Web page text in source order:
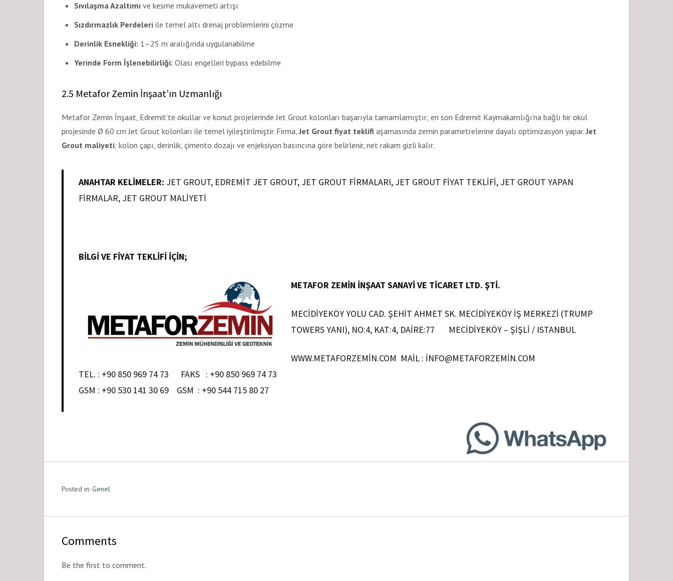
Sıvılaşma Azaltımı ve kesme mukavemeti artışı
Sızdırmazlık Perdeleri ile temel altı drenaj problemlerini çözme
Derinlik Esnekliği: 1–25 m aralığında uygulanabilme
Yerinde Form İşlenebilirliği: Olası engelleri bypass edebilme
2.5 Metafor Zemin İnşaat’ın Uzmanlığı
Metafor Zemin İnşaat, Edremit’te okullar ve konut projelerinde Jet Grout kolonları başarıyla tamamlamıştır; en son Edremit Kaymakamlığı’na bağlı bir okul
projesinde Ø 60 cm Jet Grout kolonları ile temel iyileştirilmiştir. Firma,Jet Grout fiyat teklifi aşamasında zemin parametrelerine dayalı optimizasyon yapar.Jet
Grout maliyeti; kolon çapı, derinlik, çimento dozajı ve enjeksiyon basıncına göre belirlenir, net rakam gizli kalır.
ANAHTAR KELIMELER: JET GROUT, EDREMIT JET GROUT, JET GROUT FIRMALARI, JET GROUT FIYAT TEKLIFI, JET GROUT YAPAN
FIRMALAR, JET GROUT MALIYETI
BILGI VE FIYAT TEKLIFI İÇIN;
METAFOR ZEMIN İNŞAAT SANAYI VE TICARET LTD. ŞTI.
MECIDIYEKÖY YOLU CAD. ŞEHIT AHMET SK. MECIDIYEKÖY İŞ MERKEZI (TRUMP
TOWERS YANI), NO:4, KAT:4, DAIRE:77 MECIDIYEKÖY – ŞIŞLI / ISTANBUL
WWW.METAFORZEMIN.COM MAIL : INFO@METAFORZEMIN.COM
TEL. : +90 850 969 74 73 FAKS : +90 850 969 74 73
GSM : +90 530 141 30 69 GSM : +90 544 715 80 27
Posted in: Genel
Comments
Be the first to comment.